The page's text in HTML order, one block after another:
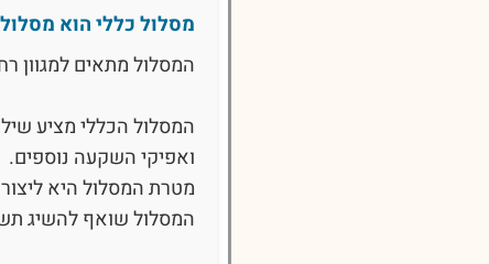
מסלול כללי הוא
המסלול מתאים למגוון
המסלול הכללי מציע
ואפיקי השקעה נוספים.
מטרת המסלול היא
המסלול שואף להשיג